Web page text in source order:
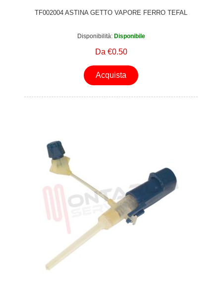
TF002004 ASTINA GETTO VAPORE FERRO TEFAL
Disponibilità: Disponibile
Da €0.50
Acquista